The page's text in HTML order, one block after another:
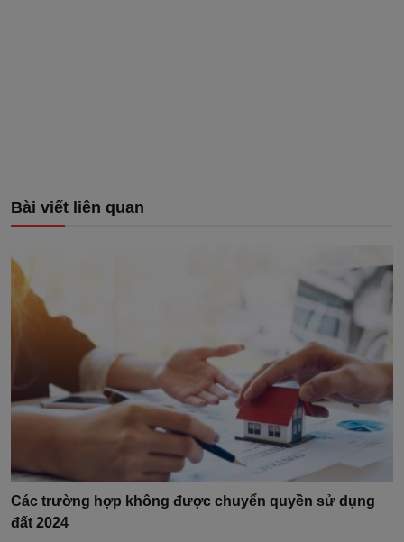
Bài viết liên quan
Các trường hợp không được chuyển quyền sử dụng
đất 2024